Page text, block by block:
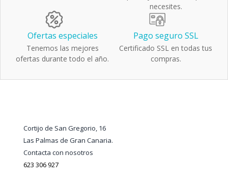
necesites.
Ofertas especiales
Tenemos las mejores
ofertas durante todo el año.
Pago seguro SSL
Certificado SSL en todas tus
compras.
Cortijo de San Gregorio, 16
Las Palmas de Gran Canaria.
Contacta con nosotros
623 306 927